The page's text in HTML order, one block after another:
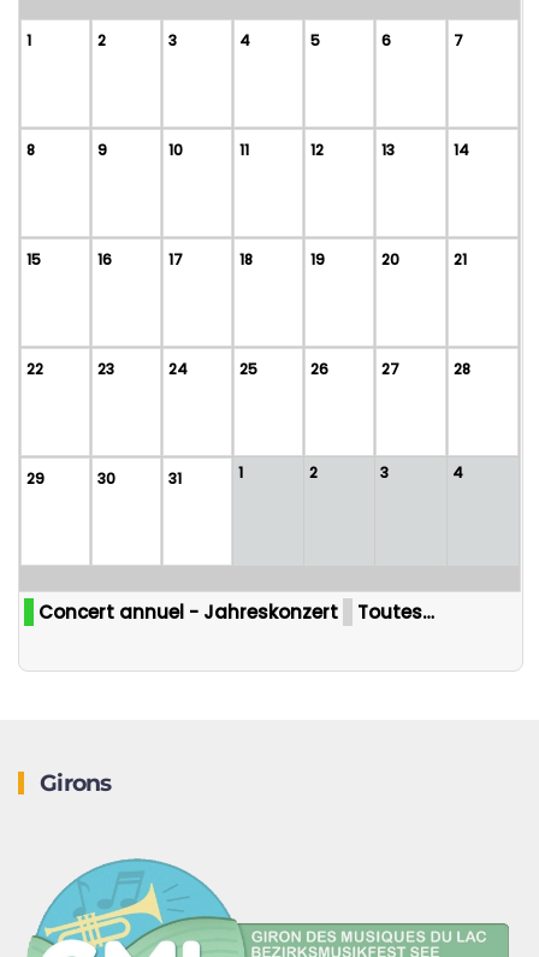
1 2 3 4 5 6 7
8 9 10 11 12 13 14
15 16 17 18 19 20 21
22 23 24 25 26 27 28
29 30 31 1 2 3 4
Concert annuel - Jahreskonzert Toutes…
Girons